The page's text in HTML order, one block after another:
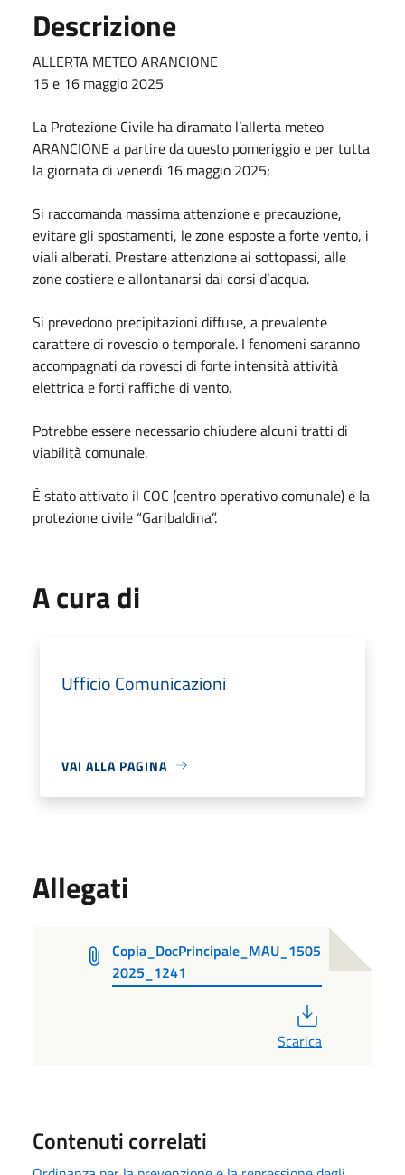
Descrizione
ALLERTA METEO ARANCIONE
15 e 16 maggio 2025
La Protezione Civile ha diramato l’allerta meteo
ARANCIONE a partire da questo pomeriggio e per tutta
la giornata di venerdì 16 maggio 2025;
Si raccomanda massima attenzione e precauzione,
evitare gli spostamenti, le zone esposte a forte vento, i
viali alberati. Prestare attenzione ai sottopassi, alle
zone costiere e allontanarsi dai corsi d‘acqua.
Si prevedono precipitazioni diffuse, a prevalente
carattere di rovescio o temporale. I fenomeni saranno
accompagnati da rovesci di forte intensità attività
elettrica e forti raffiche di vento.
Potrebbe essere necessario chiudere alcuni tratti di
viabilità comunale.
È stato attivato il COC (centro operativo comunale) e la
protezione civile “Garibaldina”.
A cura di
Ufficio Comunicazioni
VAI ALLA PAGINA
Allegati
Copia_DocPrincipale_MAU_1505
2025_1241
Scarica
Contenuti correlati